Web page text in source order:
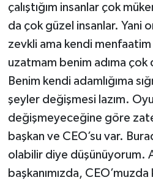
çalıştığım insanlar çok
da çok güzel insanlar. Yani
zevkli ama kendi menfaatim
uzatmam benim adıma
Benim kendi adamlığıma
şeyler değişmesi lazım.
değişmeyeceğine göre
başkan ve CEO’su var.
olabilir diye düşünüyorum.
başkanımızda,